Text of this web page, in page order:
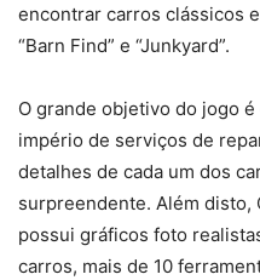
encontrar carros clássicos
“Barn Find” e “Junkyard”.
O grande objetivo do jogo
império de serviços de
detalhes de cada um dos
surpreendente. Além disto,
possui gráficos foto
carros, mais de 10